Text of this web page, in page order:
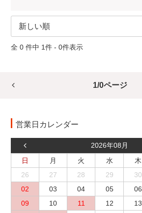
全 0 件中 1件 - 0件表示
1/0ページ
営業日カレンダー
2026年08月
日
月 火 水 木
26
27 28 29 30
02
03 04 05 06
09
10 11 12 13